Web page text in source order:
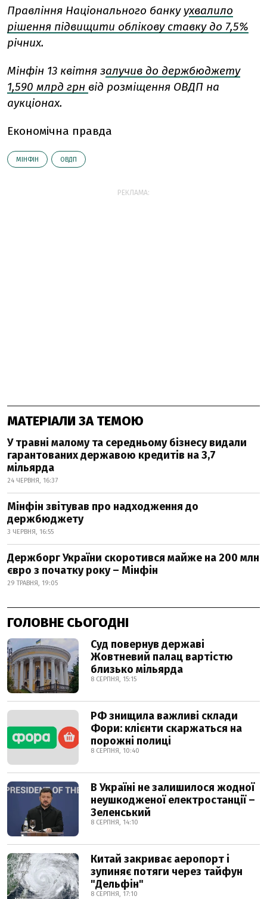
Правління Національного банку ухвалило
рішення підвищити облікову ставку до 7,5%
річних.
Мінфін 13 квітня залучив до держбюджету
1,590 млрд грн від розміщення ОВДП на
аукціонах.
Економічна правда
МІНФІН ОВДП
РЕКЛАМА:
МАТЕРІАЛИ ЗА ТЕМОЮ
У травні малому та середньому бізнесу видали
гарантованих державою кредитів на 3,7
мільярда
24 ЧЕРВНЯ, 16:37
Мінфін звітував про надходження до
держбюджету
3 ЧЕРВНЯ, 16:55
Держборг України скоротився майже на 200 млн
євро з початку року – Мінфін
29 ТРАВНЯ, 19:05
ГОЛОВНЕ СЬОГОДНІ
Суд повернув державі
Жовтневий палац вартістю
близько мільярда
8 СЕРПНЯ, 15:15
РФ знищила важливі склади
Фори: клієнти скаржаться на
порожні полиці
8 СЕРПНЯ, 10:40
В Україні не залишилося жодної
неушкодженої електростанції –
Зеленський
8 СЕРПНЯ, 14:10
Китай закриває аеропорт і
зупиняє потяги через тайфун
"Дельфін"
8 СЕРПНЯ, 17:10